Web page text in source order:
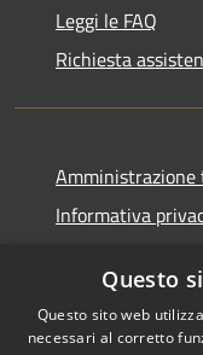
Leggi le FAQ
Richiesta
Informativa
Dichiarazione di
Questo
Questo sito web
necessari al corretto